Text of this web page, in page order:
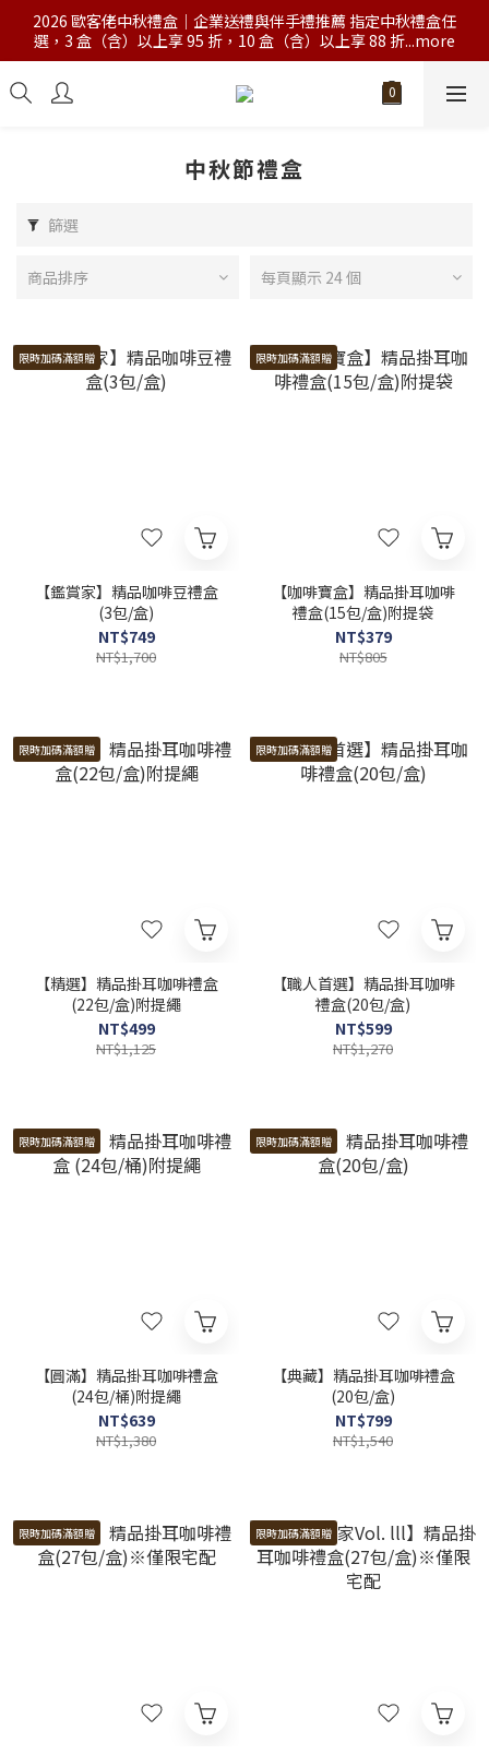
2026 歐客佬中秋禮盒｜企業送禮與伴手禮推薦 指定中秋禮盒任
選，3 盒（含）以上享 95 折，10 盒（含）以上享 88 折...more
中秋節禮盒
篩選
商品排序 每頁顯示 24 個
限時加碼滿額贈
【鑑賞家】精品咖啡豆禮盒
(3包/盒)
NT$749
NT$1,700
限時加碼滿額贈
【咖啡寶盒】精品掛耳咖啡
禮盒(15包/盒)附提袋
NT$379
NT$805
限時加碼滿額贈
【精選】精品掛耳咖啡禮盒
(22包/盒)附提繩
NT$499
NT$1,125
限時加碼滿額贈
【職人首選】精品掛耳咖啡
禮盒(20包/盒)
NT$599
NT$1,270
限時加碼滿額贈
【圓滿】精品掛耳咖啡禮盒
(24包/桶)附提繩
NT$639
NT$1,380
限時加碼滿額贈
【典藏】精品掛耳咖啡禮盒
(20包/盒)
NT$799
NT$1,540
限時加碼滿額贈 限時加碼滿額贈